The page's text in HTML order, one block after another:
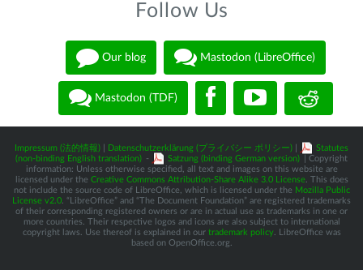
Follow Us
Our blog Mastodon (LibreOffice)
Mastodon (TDF)
Impressum (法的情報) Datenschutzerklärung (プライバシー ポリシー)
Statutes
(non-binding English translation) - Satzung (binding German version)
| Copyright
information: Unless otherwise specified, all text and images on this website are
licensed under the Creative Commons Attribution-Share Alike 3.0 License. This does
not include the source code of LibreOffice, which is licensed under the Mozilla Public
License v2.0 . “LibreOffice” and “The Document Foundation” are registered trademarks
of their corresponding registered owners or are in actual use as trademarks in one or
more countries. Their respective logos and icons are also subject to international
copyright laws. Use thereof is explained in our trademark policy. LibreOffice was
based on OpenOffice.org.